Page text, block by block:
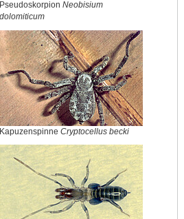
Pseudoskorpion Neobisium
dolomiticum
Kapuzenspinne Cryptocellus becki